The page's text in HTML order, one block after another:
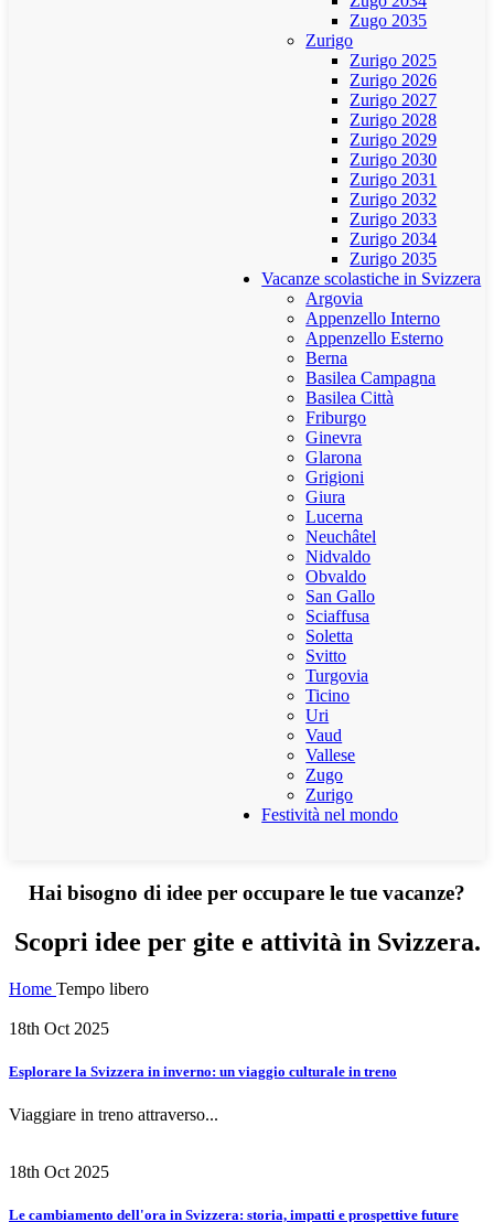
Zugo 2035
Zurigo
Zurigo 2025
Zurigo 2026
Zurigo 2027
Zurigo 2028
Zurigo 2029
Zurigo 2030
Zurigo 2031
Zurigo 2032
Zurigo 2033
Zurigo 2034
Zurigo 2035
Vacanze scolastiche in Svizzera
Argovia
Appenzello Interno
Appenzello Esterno
Berna
Basilea Campagna
Basilea Città
Friburgo
Ginevra
Glarona
Grigioni
Giura
Lucerna
Neuchâtel
Nidvaldo
Obvaldo
San Gallo
Sciaffusa
Soletta
Svitto
Turgovia
Ticino
Uri
Vaud
Vallese
Zugo
Zurigo
Festività nel mondo
Hai bisogno di idee per occupare le tue vacanze?
Scopri idee per gite e attività in Svizzera.
Home Tempo libero
18th Oct 2025
Esplorare la Svizzera in inverno: un viaggio culturale in treno
Viaggiare in treno attraverso...
18th Oct 2025
Le cambiamento dell'ora in Svizzera: storia, impatti e prospettive future